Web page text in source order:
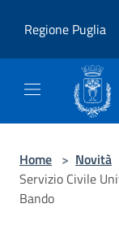
Regione Puglia
Home > Novità
Servizio Civile
Bando